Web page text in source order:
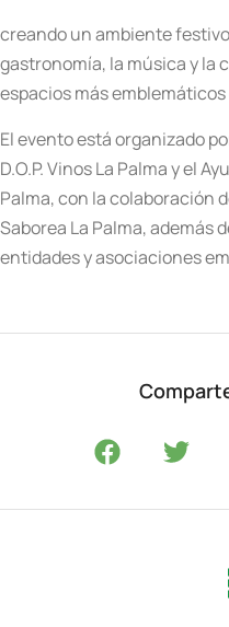
creando un ambiente
gastronomía, la música y la
espacios más
El evento está organizado
D.O.P. Vinos La Palma y el
Palma, con la colaboración
Saborea La Palma, además
entidades y asociaciones